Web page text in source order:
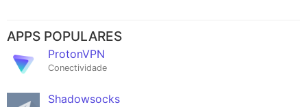
APPS POPULARES
ProtonVPN
Conectividade
Shadowsocks